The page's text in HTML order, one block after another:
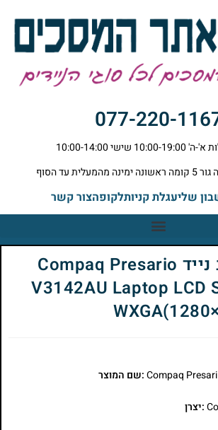
077-220-
שישי 10:00-14:00
עד הסוף
שליעגלת קניותלקופהצור קשר
מסך למחשב נייד Compaq Presario
V3142AU Laptop LCD
:שם המוצר
:יצרן